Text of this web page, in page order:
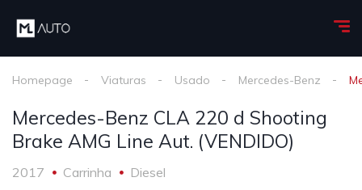
Homepage Viaturas Usado Mercedes-Benz
Mercedes-Benz CLA 220 d Shooting
Brake AMG Line Aut. (VENDIDO)
2017 Carrinha Diesel